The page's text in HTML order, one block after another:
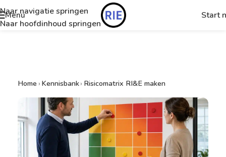
Naar navigatie springen
Naar hoofdinhoud springen
Menu Start
Home › Kennisbank› Risicomatrix RI&E maken